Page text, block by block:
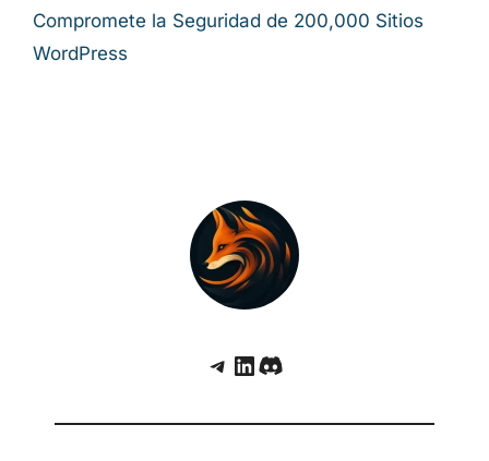
Compromete la Seguridad de 200,000 Sitios
WordPress
Telegram
LinkedIn
Discord